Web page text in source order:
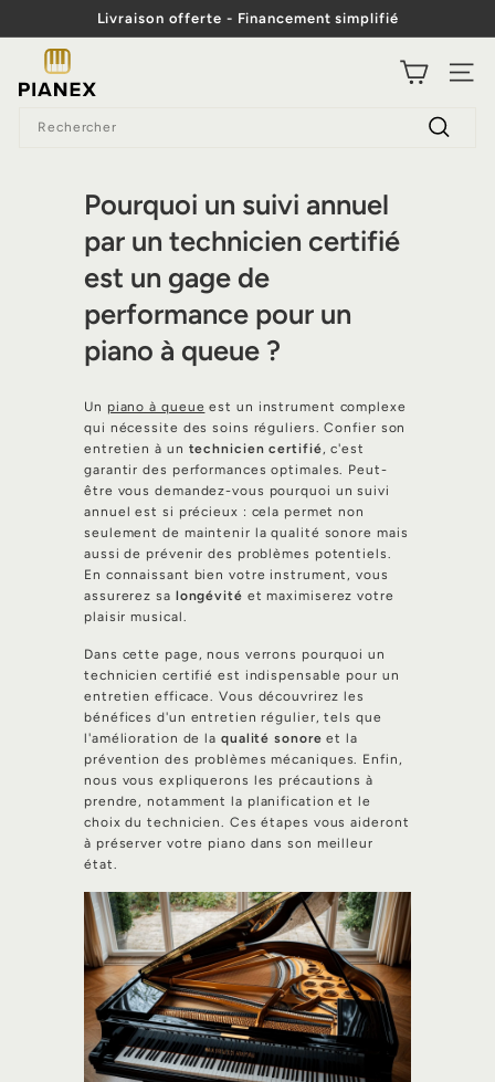
contenu
Diaporama
Livraison offerte - Financement simplifié
i
Pourquoi un suivi annuel
par un technicien certifié
est un gage de
performance pour un
piano à queue ?
Un piano à queue est un instrument complexe
qui nécessite des soins réguliers. Confier son
entretien à un technicien certifié, c'est
garantir des performances optimales. Peut-
être vous demandez-vous pourquoi un suivi
annuel est si précieux : cela permet non
seulement de maintenir la qualité sonore mais
aussi de prévenir des problèmes potentiels.
En connaissant bien votre instrument, vous
assurerez sa longévité et maximiserez votre
plaisir musical.
Dans cette page, nous verrons pourquoi un
technicien certifié est indispensable pour un
entretien efficace. Vous découvrirez les
bénéfices d'un entretien régulier, tels que
l'amélioration de la qualité sonore et la
prévention des problèmes mécaniques. Enfin,
nous vous expliquerons les précautions à
prendre, notamment la planification et le
choix du technicien. Ces étapes vous aideront
à préserver votre piano dans son meilleur
état.